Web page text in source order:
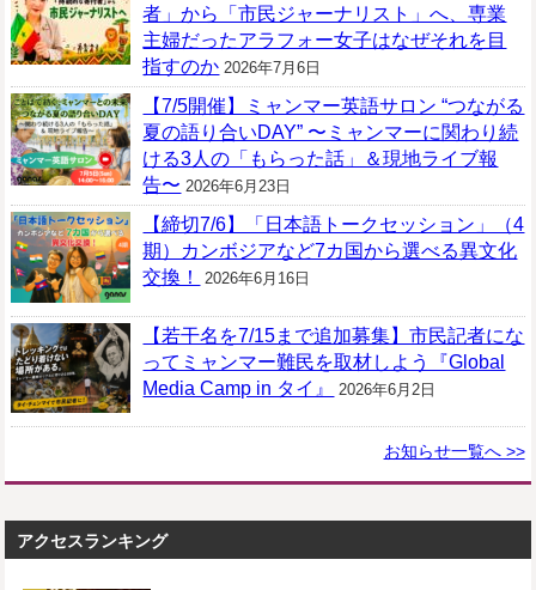
者」から「市民ジャーナリスト」へ、専業
主婦だったアラフォー女子はなぜそれを目
指すのか 2026年7月6日
【7/5開催】ミャンマー英語サロン “つながる
夏の語り合いDAY” 〜ミャンマーに関わり続
ける3人の「もらった話」＆現地ライブ報
告〜 2026年6月23日
【締切7/6】「日本語トークセッション」（4
期）カンボジアなど7カ国から選べる異文化
交換！
2026年6月16日
【若干名を7/15まで追加募集】市民記者にな
ってミャンマー難民を取材しよう『Global
Media Camp in タイ』
2026年6月2日
お知らせ一覧へ >>
アクセスランキング